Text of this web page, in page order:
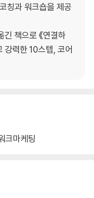
칭과 워크숍을 제공
긴 책으로 《연결하
강력한 10스텝, 코어
크마케팅